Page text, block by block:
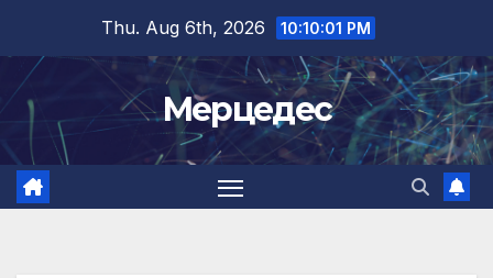
content
Thu. Aug 6th, 2026 10:10:01 PM
Мерцедес